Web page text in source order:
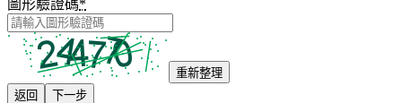
圖形驗證碼*
重新整理
返回
下一步